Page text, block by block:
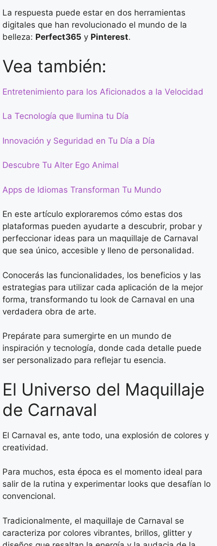
La respuesta puede estar en dos herramientas
digitales que han revolucionado el mundo de la
belleza: Perfect365 y Pinterest.
Vea también:
Entretenimiento para los Aficionados a la Velocidad
La Tecnología que Ilumina tu Día
Innovación y Seguridad en Tu Día a Día
Descubre Tu Alter Ego Animal
Apps de Idiomas Transforman Tu Mundo
En este artículo exploraremos cómo estas dos
plataformas pueden ayudarte a descubrir, probar y
perfeccionar ideas para un maquillaje de Carnaval
que sea único, accesible y lleno de personalidad.
Conocerás las funcionalidades, los beneficios y las
estrategias para utilizar cada aplicación de la mejor
forma, transformando tu look de Carnaval en una
verdadera obra de arte.
Prepárate para sumergirte en un mundo de
inspiración y tecnología, donde cada detalle puede
ser personalizado para reflejar tu esencia.
El Universo del Maquillaje
de Carnaval
El Carnaval es, ante todo, una explosión de colores y
creatividad.
Para muchos, esta época es el momento ideal para
salir de la rutina y experimentar looks que desafían lo
convencional.
Tradicionalmente, el maquillaje de Carnaval se
caracteriza por colores vibrantes, brillos, glitter y